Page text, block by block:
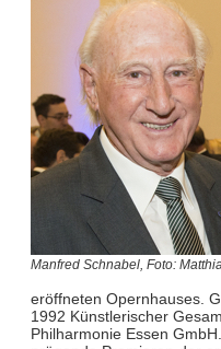
Manfred Schnabel, Foto:
eröffneten Opernhauses.
1992 Künstlerischer
Philharmonie Essen